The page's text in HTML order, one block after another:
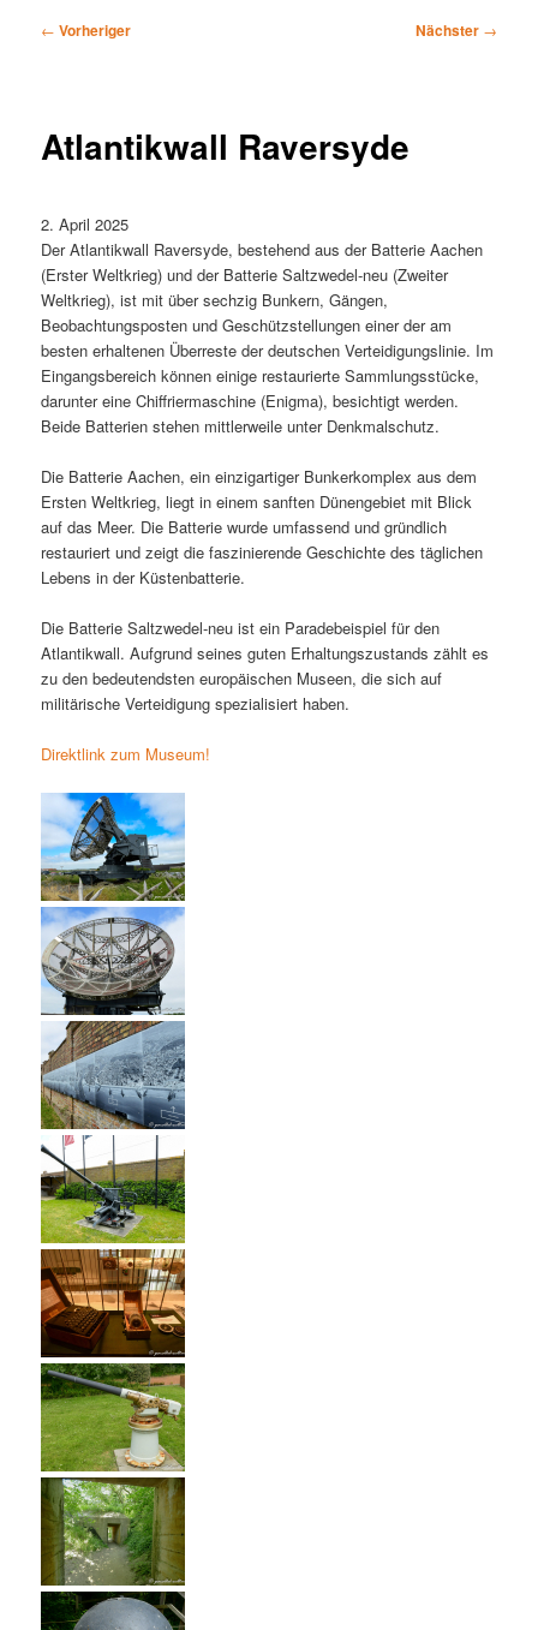
Beitragsnavigation
← Vorheriger Nächster →
Atlantikwall Raversyde
2. April 2025
Der Atlantikwall Raversyde, bestehend aus der Batterie Aachen
(Erster Weltkrieg) und der Batterie Saltzwedel-neu (Zweiter
Weltkrieg), ist mit über sechzig Bunkern, Gängen,
Beobachtungsposten und Geschützstellungen einer der am
besten erhaltenen Überreste der deutschen Verteidigungslinie. Im
Eingangsbereich können einige restaurierte Sammlungsstücke,
darunter eine Chiffriermaschine (Enigma), besichtigt werden.
Beide Batterien stehen mittlerweile unter Denkmalschutz.
Die Batterie Aachen, ein einzigartiger Bunkerkomplex aus dem
Ersten Weltkrieg, liegt in einem sanften Dünengebiet mit Blick
auf das Meer. Die Batterie wurde umfassend und gründlich
restauriert und zeigt die faszinierende Geschichte des täglichen
Lebens in der Küstenbatterie.
Die Batterie Saltzwedel-neu ist ein Paradebeispiel für den
Atlantikwall. Aufgrund seines guten Erhaltungszustands zählt es
zu den bedeutendsten europäischen Museen, die sich auf
militärische Verteidigung spezialisiert haben.
Direktlink zum Museum!